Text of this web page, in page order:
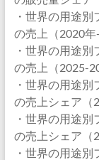
・世界の用途
の売上（2020年
・世界の用途
の売上（2025-
・世界の用途
の売上シェア（
・世界の用途
の売上シェア（
・世界の用途